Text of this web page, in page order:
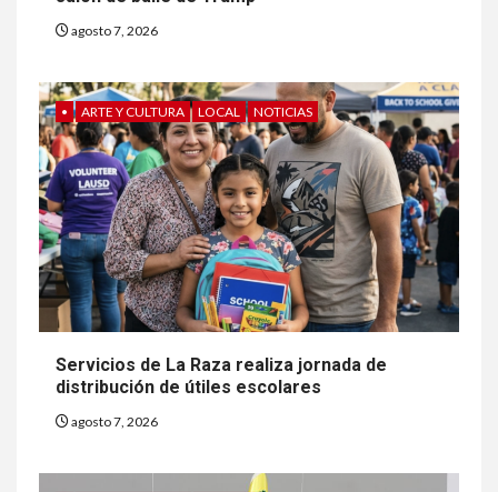
agosto 7, 2026
• ARTE Y CULTURA LOCAL NOTICIAS
Servicios de La Raza realiza jornada de
distribución de útiles escolares
agosto 7, 2026